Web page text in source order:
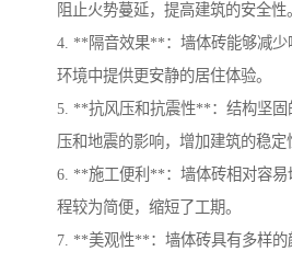
阻止火势蔓延，提高建筑的安全性。
4. **隔音效果**：墙体砖能够减少
环境中提供更安静的居住体验。
5. **抗风压和抗震性**：结构坚固
压和地震的影响，增加建筑的稳定
6. **施工便利**：墙体砖相对容易
程较为简便，缩短了工期。
7. **美观性**：墙体砖具有多样的